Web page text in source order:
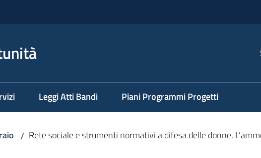
Leggi Atti Bandi Piani Programmi Progetti
/ Rete sociale e strumenti normativi a difesa delle donne.